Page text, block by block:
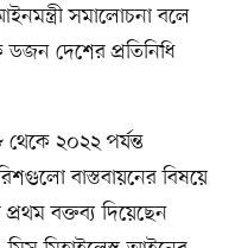
সমালোচনা বলে
দেশের প্রতিনিধি
২০২২ পর্যন্ত
বাস্তবায়নের বিষয়ে
বক্তব্য দিয়েছেন